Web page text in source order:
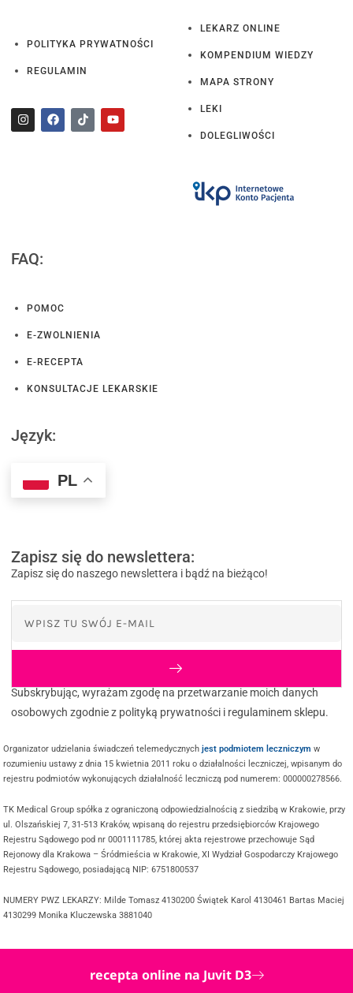
recepta online na Juvit D3
POLITYKA PRYWATNOŚCI
REGULAMIN
LEKARZ ONLINE
KOMPENDIUM WIEDZY
MAPA STRONY
LEKI
DOLEGLIWOŚCI
FAQ:
POMOC
E-ZWOLNIENIA
E-RECEPTA
KONSULTACJE LEKARSKIE
Język:
PL
Zapisz się do newslettera:
Zapisz się do naszego newslettera i bądź na bieżąco!
Subskrybując, wyrażam zgodę na przetwarzanie moich danych
osobowych zgodnie z polityką prywatności i regulaminem sklepu.
Organizator udzielania świadczeń telemedycznychjest podmiotem leczniczym w
rozumieniu ustawy z dnia 15 kwietnia 2011 roku o działalności leczniczej, wpisanym do
rejestru podmiotów wykonujących działalność leczniczą pod numerem: 000000278566.
TK Medical Group spółka z ograniczoną odpowiedzialnością z siedzibą w Krakowie, przy
ul. Olszańskiej 7, 31-513 Kraków, wpisaną do rejestru przedsiębiorców Krajowego
Rejestru Sądowego pod nr 0001111785, której akta rejestrowe przechowuje Sąd
Rejonowy dla Krakowa – Śródmieścia w Krakowie, XI Wydział Gospodarczy Krajowego
Rejestru Sądowego, posiadającą NIP: 6751800537
NUMERY PWZ LEKARZY: Milde Tomasz 4130200 Świątek Karol 4130461 Bartas Maciej
4130299 Monika Kluczewska 3881040
@ COPYRIGHT 2025 TWOJDOKTOR.ONLINE